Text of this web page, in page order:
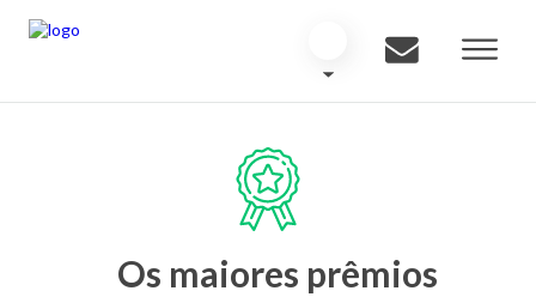
Os maiores prêmios